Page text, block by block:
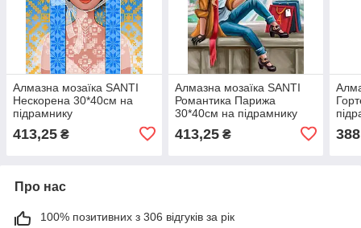
Алмазна мозаїка SANTI
Нескорена 30*40см на
підрамнику
413,25 ₴
Алмазна мозаїка SANTI
Романтика Парижа
30*40см на підрамнику
413,25₴
Про нас
100% позитивних з 306 відгуків за рік